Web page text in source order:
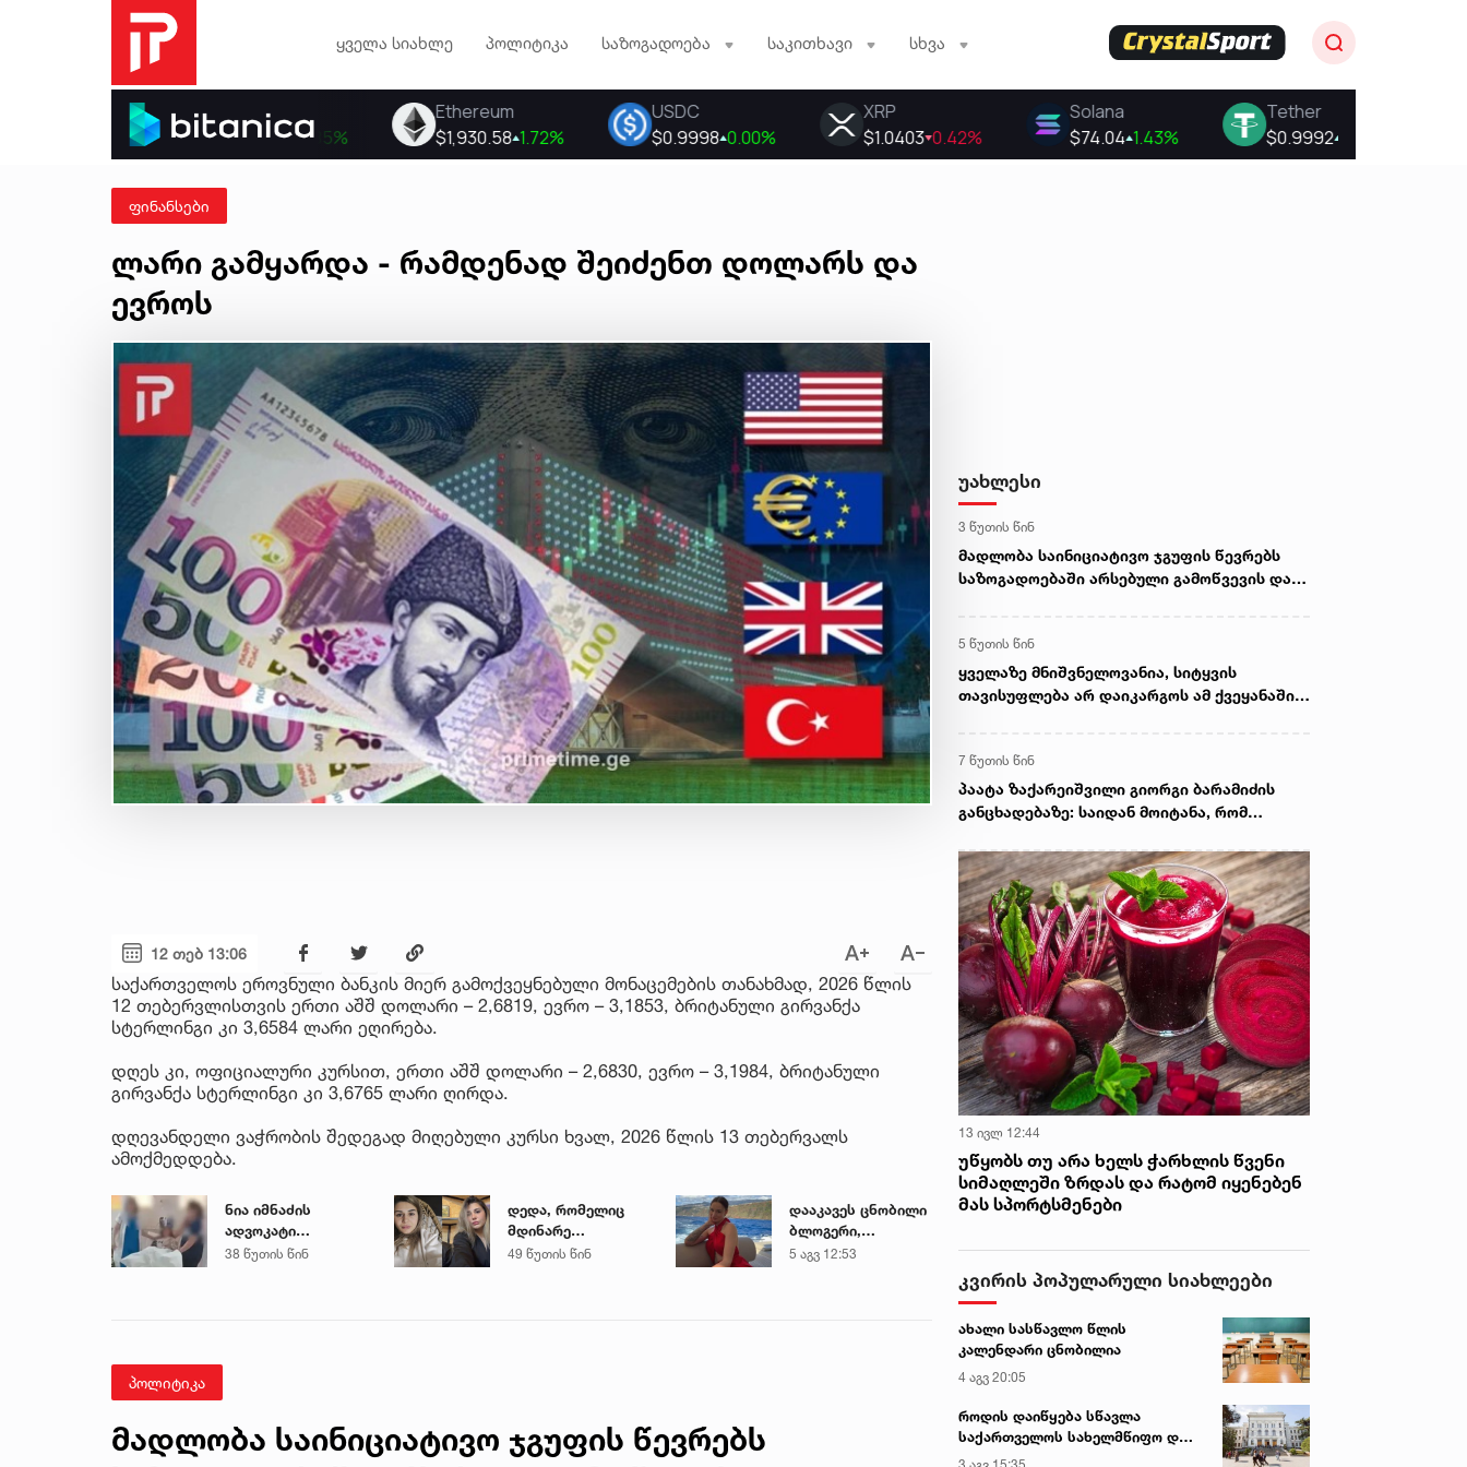
ყველა სიახლე პოლიტიკა საზოგადოება საკითხავი სხვა
ფინანსები
ლარი გამყარდა - რამდენად შეიძენთ დოლარს და
ევროს
12 თებ 13:06
საქართველოს ეროვნული ბანკის მიერ გამოქვეყნებული მონაცემების თანახმად, 2026 წლის
12 თებერვლისთვის ერთი აშშ დოლარი – 2,6819, ევრო – 3,1853, ბრიტანული გირვანქა
სტერლინგი კი 3,6584 ლარი ეღირება.
დღეს კი, ოფიციალური კურსით, ერთი აშშ დოლარი – 2,6830, ევრო – 3,1984, ბრიტანული
გირვანქა სტერლინგი კი 3,6765 ლარი ღირდა.
დღევანდელი ვაჭრობის შედეგად მიღებული კურსი ხვალ, 2026 წლის 13 თებერვალს
ამოქმედდება.
ნია იმნაძის
ადვოკატი
საავადმყოფოში
38 წუთის წინ
დედა, რომელიც
მდინარე
ხობისწყალში
49 წუთის წინ
დააკავეს ცნობილი
ბლოგერი,
რომელმაც ონლაინ
5 აგვ 12:53
პოლიტიკა
მადლობა საინიციატივო ჯგუფის წევრებს
უახლესი
3 წუთის წინ
მადლობა საინიციატივო ჯგუფის წევრებს
საზოგადოებაში არსებული გამოწვევის და
5 წუთის წინ
ყველაზე მნიშვნელოვანია, სიტყვის
თავისუფლება არ დაიკარგოს ამ ქვეყანაში
7 წუთის წინ
პაატა ზაქარეიშვილი გიორგი ბარამიძის
განცხადებაზე: საიდან მოიტანა, რომ
ბოდვაა
13 ივლ 12:44
უწყობს თუ არა ხელს ჭარხლის წვენი
სიმაღლეში ზრდას და რატომ იყენებენ
მას სპორტსმენები
კვირის პოპულარული სიახლეები
ახალი სასწავლო წლის
კალენდარი ცნობილია
4 აგვ 20:05
როდის დაიწყება სწავლა
საქართველოს სახელმწიფო და
კერძო უნივერსიტეტებში